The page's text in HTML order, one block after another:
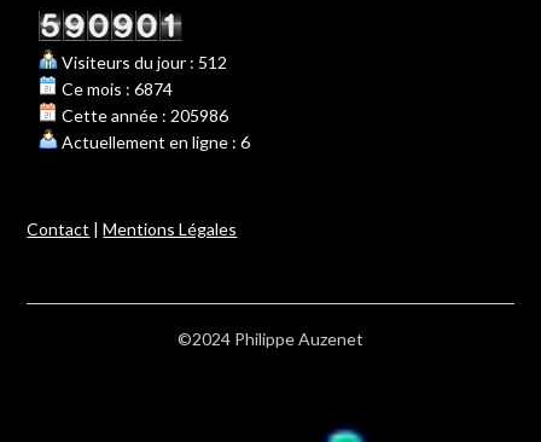
Visiteurs du jour : 512
Ce mois : 6874
Cette année : 205986
Actuellement en ligne : 6
Contact |Mentions Légales
©2024 Philippe Auzenet